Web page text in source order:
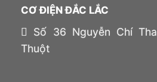
CƠ ĐIỆN ĐẮC LẮC
Số 36 Nguyễn Chí
Thuột